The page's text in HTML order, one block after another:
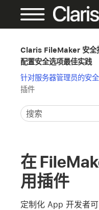
Claris FileMaker 安全
配置安全选项最佳实践
针对服务器管理员的安
插件
在
用插件
定制化 App 开发者